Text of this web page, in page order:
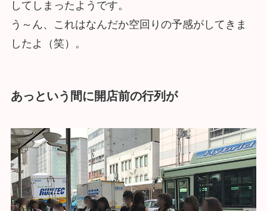
してしまったようです。
う～ん、これはなんだか空回りの予感がしてきま
したよ（笑）。
あっという間に開店前の行列が